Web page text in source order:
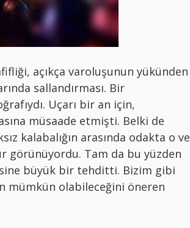
açıkça varoluşunun yükünden
sallandırması. Bir
Uçarı bir an için,
müsaade etmişti. Belki de
kalabalığın arasında odakta o ve
görünüyordu. Tam da bu yüzden
büyük bir tehditti. Bizim gibi
mümkün olabileceğini öneren